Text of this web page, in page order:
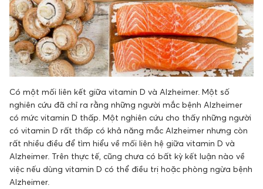
Có một mối liên kết giữa vitamin D và Alzheimer. Một số
nghiên cứu đã chỉ ra rằng những người mắc bệnh Alzheimer
có mức vitamin D thấp. Một nghiên cứu cho thấy những người
có vitamin D rất thấp có khả năng mắc Alzheimer nhưng còn
rất nhiều điều để tìm hiểu về mối liên hệ giữa vitamin D và
Alzheimer. Trên thực tế, cũng chưa có bất kỳ kết luận nào về
việc nếu dùng vitamin D có thể điều trị hoặc phòng ngừa bệnh
Alzheimer.